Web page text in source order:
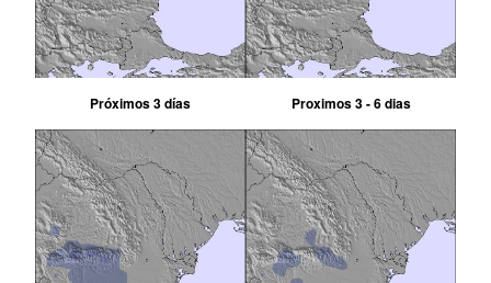
Próximos 3 días Proximos 3 - 6 dias